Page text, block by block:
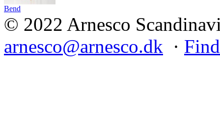
Bend
© 2022 Arnesco
arnesco@arnesco.dk ·